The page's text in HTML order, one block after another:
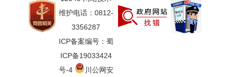
维护电话：0812-
3356287
ICP备案编号：蜀
ICP备19033424
号-4
川公网安